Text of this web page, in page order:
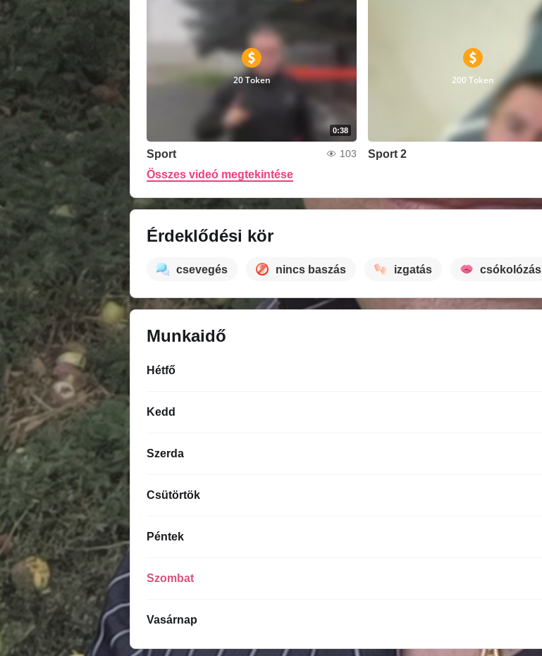
0:38
20 Token
Sport 103
200 Token
Sport 2
Összes videó megtekintése
Érdeklődési kör
csevegés nincs baszás izgatás csókolózás
Munkaidő
Hétfő
Kedd
Szerda
Csütörtök
Péntek
Szombat
Vasárnap